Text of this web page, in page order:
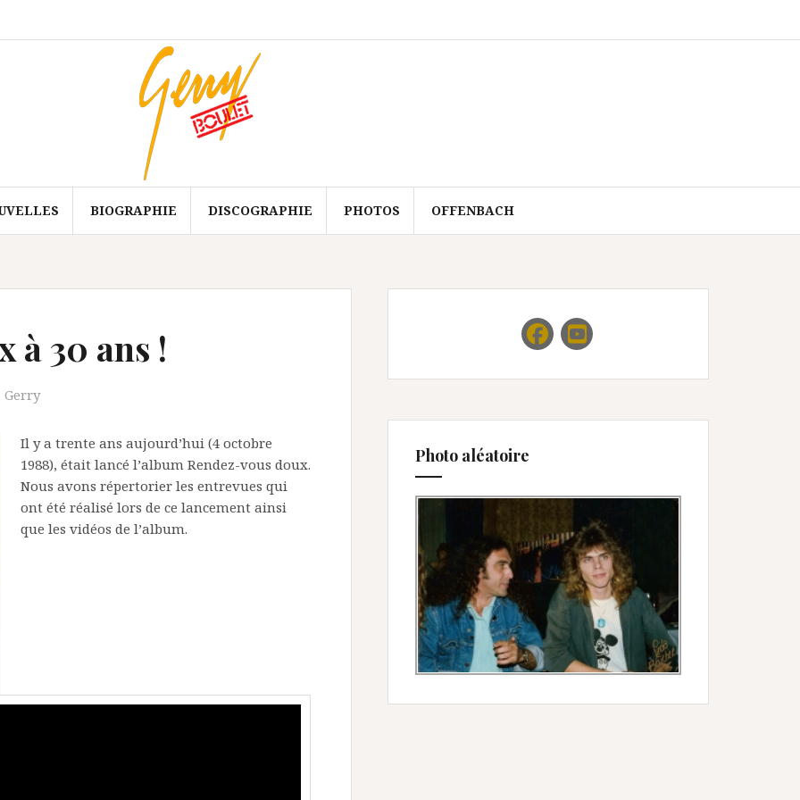
BIOGRAPHIE DISCOGRAPHIE PHOTOS OFFENBACH
à 30 ans !
Gerry
Il y a trente ans aujourd’hui (4 octobre
1988), était lancé l’album Rendez-vous doux.
Nous avons répertorier les entrevues qui
ont été réalisé lors de ce lancement ainsi
que les vidéos de l’album.
Photo aléatoire